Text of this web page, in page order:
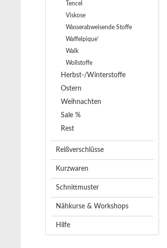
Tencel
Viskose
Wasserabweisende Stoffe
Waffelpique'
Walk
Wollstoffe
Herbst-/Winterstoffe
Ostern
Weihnachten
Sale %
Rest
Reißverschlüsse
Kurzwaren
Schnittmuster
Nähkurse & Workshops
Hilfe